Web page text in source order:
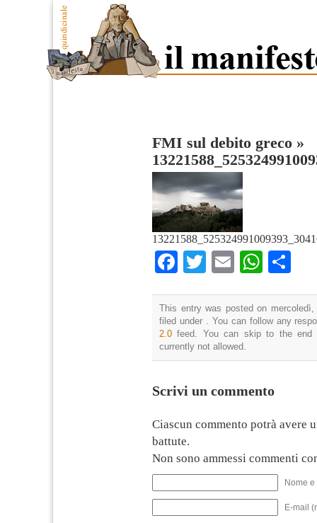
FMI sul debito greco »
Facebook
TwitterEmail
This entry was posted on
filed under . You can follow any
2.0 feed. You can skip to the end
currently not allowed.
Scrivi un commento
Ciascun commento potrà avere
battute.
Non sono ammessi commenti
Nome
E-mail